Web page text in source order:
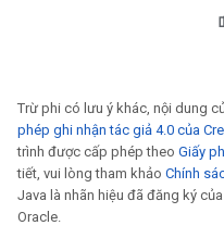
Trừ phi có lưu ý khác, nội dung
phép ghi nhận tác giả 4.0 của
trình được cấp phép theo Giấy
tiết, vui lòng tham khảo Chính
Java là nhãn hiệu đã đăng ký
Oracle.